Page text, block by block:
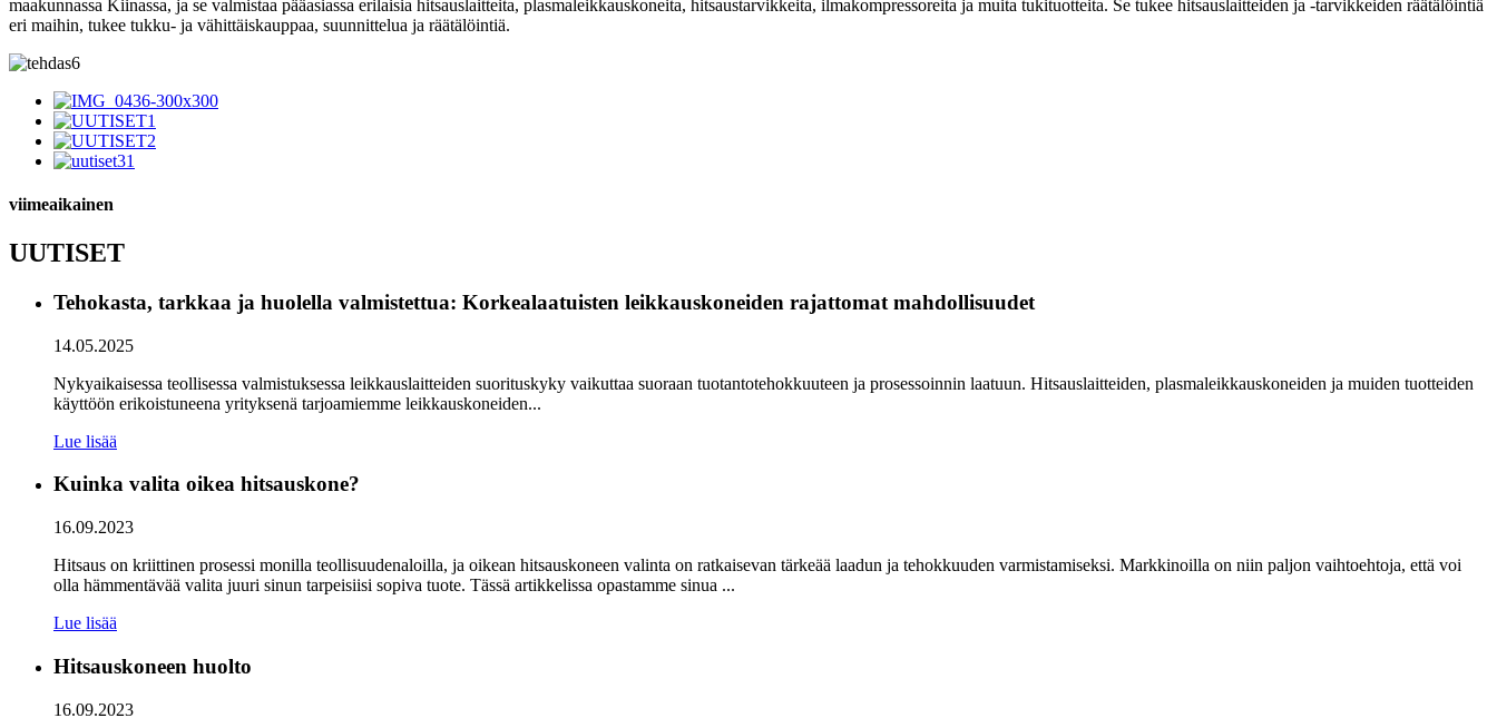
maakunnassa Kiinassa, ja se valmistaa pääasiassa erilaisia hitsauslaitteita, plasmaleikkauskoneita, hitsaustarvikkeita, ilmakompressoreita ja muita tukituotteita. Se tukee hitsauslaitteiden ja -tarvikkeiden räätälöintiä
eri maihin, tukee tukku- ja vähittäiskauppaa, suunnittelua ja räätälöintiä.
viimeaikainen
UUTISET
Tehokasta, tarkkaa ja huolella valmistettua: Korkealaatuisten leikkauskoneiden rajattomat mahdollisuudet
14.05.2025
Nykyaikaisessa teollisessa valmistuksessa leikkauslaitteiden suorituskyky vaikuttaa suoraan tuotantotehokkuuteen ja prosessoinnin laatuun. Hitsauslaitteiden, plasmaleikkauskoneiden ja muiden tuotteiden
käyttöön erikoistuneena yrityksenä tarjoamiemme leikkauskoneiden...
Lue lisää
Kuinka valita oikea hitsauskone?
16.09.2023
Hitsaus on kriittinen prosessi monilla teollisuudenaloilla, ja oikean hitsauskoneen valinta on ratkaisevan tärkeää laadun ja tehokkuuden varmistamiseksi. Markkinoilla on niin paljon vaihtoehtoja, että voi
olla hämmentävää valita juuri sinun tarpeisiisi sopiva tuote. Tässä artikkelissa opastamme sinua ...
Lue lisää
Hitsauskoneen huolto
16.09.2023